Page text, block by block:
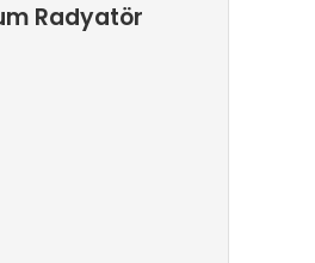
Radyatör